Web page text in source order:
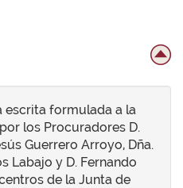
escrita formulada a la
los Procuradores D.
Guerrero Arroyo, Dña.
Labajo y D. Fernando
de la Junta de